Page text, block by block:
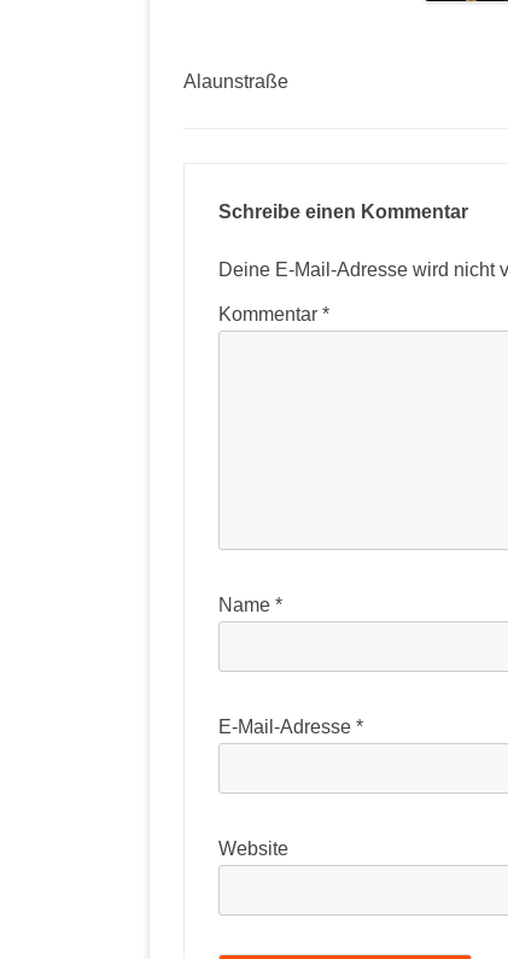
Alaunstraße
Schreibe einen Kommentar
Deine E-Mail-Adresse wird nicht
Kommentar *
Name *
E-Mail-Adresse *
Website